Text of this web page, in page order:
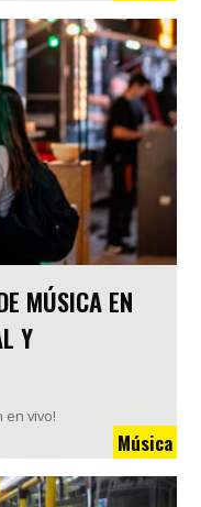
MÚSICA EN
Y
en vivo!
Música